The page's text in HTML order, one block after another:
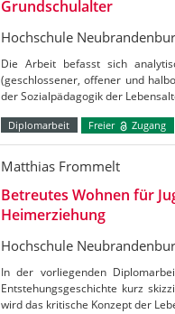
Grundschulalter
Hochschule
Die Arbeit befasst sich
(geschlossener, offener und
der Sozialpädagogik der
Diplomarbeit Freier Zugang
Matthias Frommelt
Betreutes Wohnen für
Heimerziehung
Hochschule
In der vorliegenden
Entstehungsgeschichte kurz
wird das kritische Konzept der